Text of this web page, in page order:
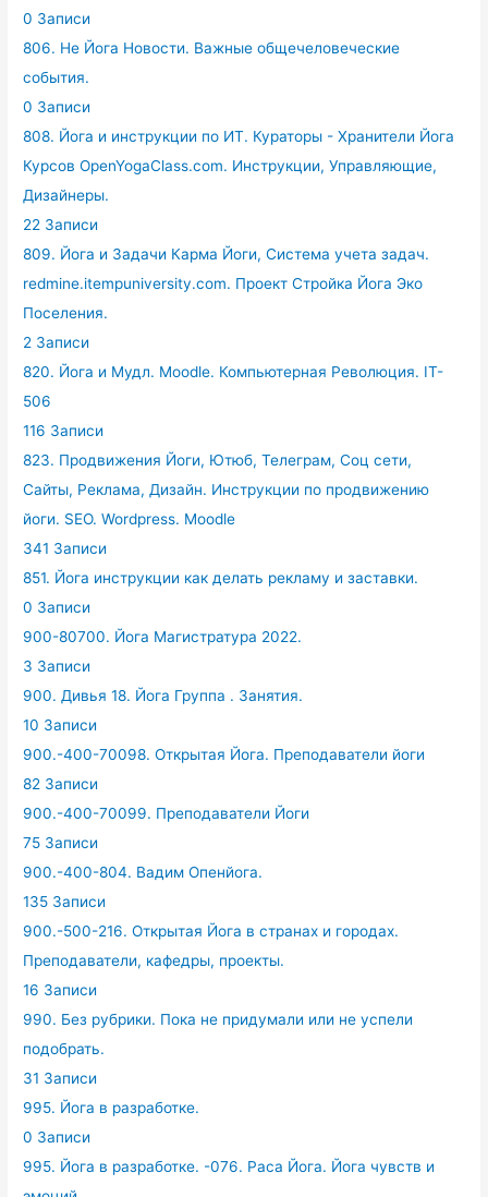
0 Записи
806. Не Йога Новости. Важные общечеловеческие
события.
0 Записи
808. Йога и инструкции по ИТ. Кураторы - Хранители Йога
Курсов OpenYogaClass.com. Инструкции, Управляющие,
Дизайнеры.
22 Записи
809. Йога и Задачи Карма Йоги, Система учета задач.
redmine.itempuniversity.com. Проект Стройка Йога Эко
Поселения.
2 Записи
820. Йога и Мудл. Moodle. Компьютерная Революция. IT-
506
116 Записи
823. Продвижения Йоги, Ютюб, Телеграм, Соц сети,
Сайты, Реклама, Дизайн. Инструкции по продвижению
йоги. SEO. Wordpress. Moodle
341 Записи
851. Йога инструкции как делать рекламу и заставки.
0 Записи
900-80700. Йога Магистратура 2022.
3 Записи
900. Дивья 18. Йога Группа . Занятия.
10 Записи
900.-400-70098. Открытая Йога. Преподаватели йоги
82 Записи
900.-400-70099. Преподаватели Йоги
75 Записи
900.-400-804. Вадим Опенйога.
135 Записи
900.-500-216. Открытая Йога в странах и городах.
Преподаватели, кафедры, проекты.
16 Записи
990. Без рубрики. Пока не придумали или не успели
подобрать.
31 Записи
995. Йога в разработке.
0 Записи
995. Йога в разработке. -076. Раса Йога. Йога чувств и